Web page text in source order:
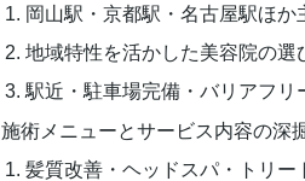
岡山駅・京都駅・名古屋駅ほ
地域特性を活かした美容院の
駅近・駐車場完備・バリアフ
施術メニューとサービス内容の深
髪質改善・ヘッドスパ・トリー